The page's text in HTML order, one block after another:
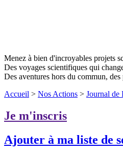
Menez à bien d'incroyables projets
Des voyages scientifiques qui
Des aventures hors du commun,
Accueil > Nos Actions > Journal de
Je m'inscris
Ajouter à ma liste de